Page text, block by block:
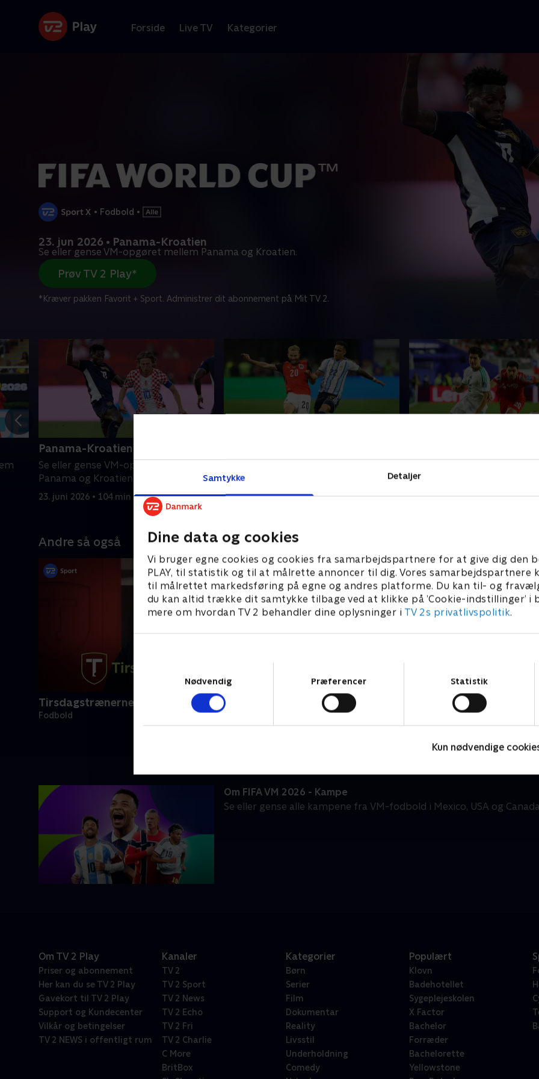
Samtykke Detaljer
Dine data og cookies
Vi bruger egne cookies og cookies fra samarbejdspartnere for at give dig den
PLAY, til statistik og til at målrette annoncer til dig. Vores samarbejdspartnere
til målrettet markedsføring på egne og andres platforme. Du kan til- og
du kan altid trække dit samtykke tilbage ved at klikke på ’Cookie-indstillinger’ i
mere om hvordan TV 2 behandler dine oplysninger i TV 2s privatlivspolitik.
Nødvendig
Præferencer Statistik
Kun nødvendige
Forside Live TV Kategorier
• Fodbold •
23. jun 2026 • Panama-Kroatien
Se eller gense VM-opgøret mellem Panama og Kroatien.
Prøv TV 2 Play*
*Kræver pakken Favorit + Sport. Administrer dit abonnement på Mit TV 2.
Panama-Kroatien
Se eller gense VM-opgøret mellem
Panama og Kroatien.
23. juni 2026 • 104 min
Argentina og Østrig.
22. juni 2026 • 124 min
Jordan og Algeriet.
Andre så også
Tirsdagstrænerne
Fodbold
Kristoffer Olsson - min vigtigste kamp
2024 • Fodbold • 22 min
Om FIFA VM 2026 - Kampe
Se eller gense alle kampene fra VM-fodbold i Mexico, USA og
Om TV 2 Play
Priser og abonnement
Her kan du se TV 2 Play
Gavekort til TV 2 Play
Support og Kundecenter
Vilkår og betingelser
TV 2 NEWS i offentligt rum
Kanaler
TV 2
TV 2 Sport
TV 2 News
TV 2 Echo
TV 2 Fri
TV 2 Charlie
C More
BritBox
Kategorier
Børn
Serier
Film
Dokumentar
Reality
Livsstil
Underholdning
Comedy
Populært
Klovn
Badehotellet
Sygeplejeskolen
X Factor
Bachelor
Forræder
Bachelorette
Yellowstone